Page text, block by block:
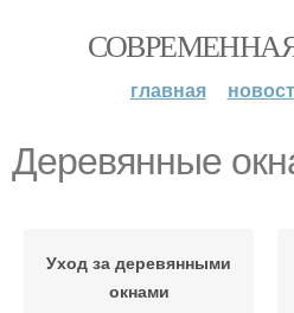
главная
Деревянные
Уход за деревянными
окнами